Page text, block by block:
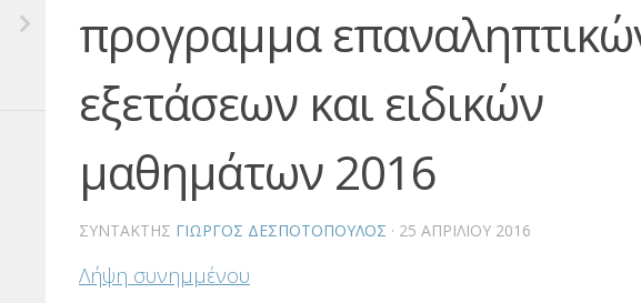
προγραμμα
εξετάσεων και ειδικών
μαθημάτων 2016
ΣΥΝΤΆΚΤΗΣ ΓΙΏΡΓΟΣ ΔΕΣΠΟΤΌΠΟΥΛΟΣ · 25 ΑΠΡΙΛΊΟΥ 2016
Λήψη συνημμένου